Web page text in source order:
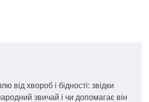
від хвороб і бідності: звідки
звичай і чи допомагає він